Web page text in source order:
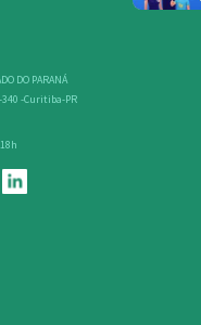
DO PARANÁ
340 -Curitiba-PR